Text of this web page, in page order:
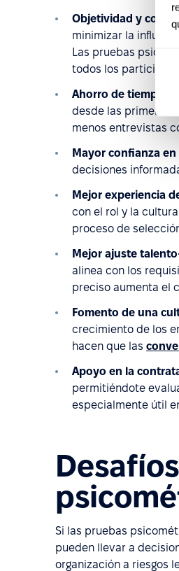
Objetividad y
minimizar la
Las pruebas
todos los
Ahorro de tiempo y
desde las primeras
menos entrevistas
Mayor confianza en
decisiones
Mejor experiencia
con el rol y la
proceso de
Mejor ajuste
alinea con los
preciso aumenta el
Fomento de una
crecimiento de los
hacen que las
Apoyo en la
permitiéndote
especialmente útil
Si las pruebas
pueden llevar a
organización a riesgos